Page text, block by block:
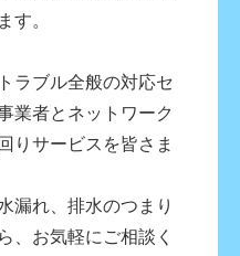
す。
ラブル全般の対応セ
業者とネットワーク
りサービスを皆さま
漏れ、排水のつまり
、お気軽にご相談く